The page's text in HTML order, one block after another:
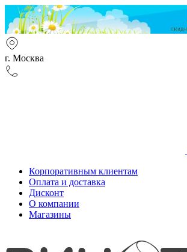
г. Москва
Корпоративным клиентам
Оплата и доставка
Дисконт
О компании
Магазины